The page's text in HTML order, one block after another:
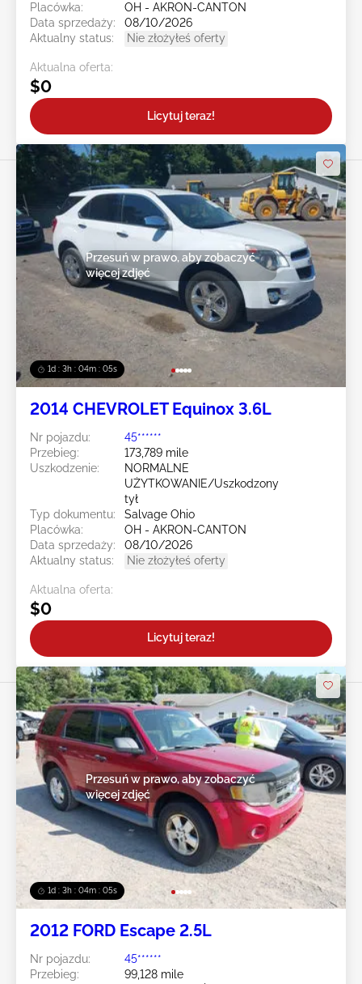
Placówka:
OH - AKRON-CANTON
Data sprzedaży:
08/10/2026
Aktualny status:
Nie złożyłeś oferty
Aktualna oferta:
$0
Licytuj teraz!
1d : 3h : 04m : 02s
Przesuń w prawo, aby zobaczyć
więcej zdjęć
2014 CHEVROLET Equinox 3.6L
Nr pojazdu:
45******
Przebieg:
173,789 mile
Uszkodzenie:
NORMALNE
UŻYTKOWANIE/Uszkodzony
tył
Typ dokumentu:
Salvage Ohio
Placówka:
OH - AKRON-CANTON
Data sprzedaży:
08/10/2026
Aktualny status:
Nie złożyłeś oferty
Aktualna oferta:
$0
Licytuj teraz!
1d : 3h : 04m : 02s
Przesuń w prawo, aby zobaczyć
więcej zdjęć
2012 FORD Escape 2.5L
Nr pojazdu:
45******
Przebieg:
99,128 mile